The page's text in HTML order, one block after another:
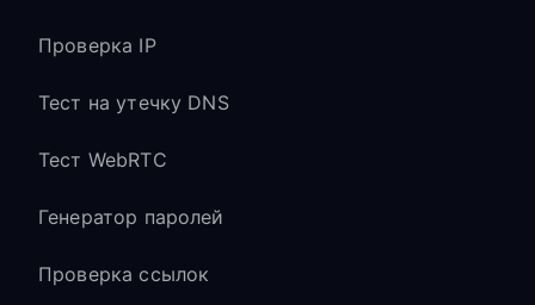
Проверка IP
Тест на утечку DNS
Тест WebRTC
Генератор паролей
Проверка ссылок